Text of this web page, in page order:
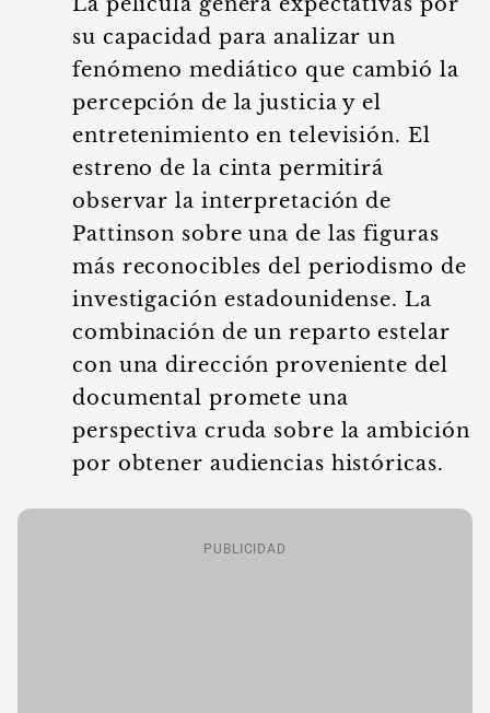
su capacidad para analizar un
fenómeno mediático que cambió la
percepción de la justicia y el
entretenimiento en televisión. El
estreno de la cinta permitirá
observar la interpretación de
Pattinson sobre una de las figuras
más reconocibles del periodismo de
investigación estadounidense. La
combinación de un reparto estelar
con una dirección proveniente del
documental promete una
perspectiva cruda sobre la ambición
por obtener audiencias históricas.
PUBLICIDAD